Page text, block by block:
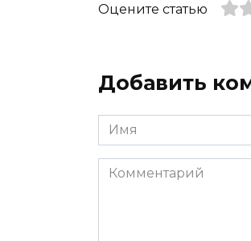
Оцените статью
Добавить
Имя
*
Комментарий